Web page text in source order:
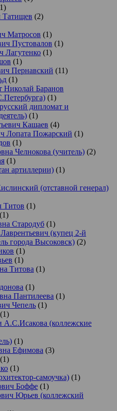
(2)
Матросов (1)
Пустовалов (1)
Лагутенко (1)
(1)
Пернавский (11)
(1)
Николай Баранов
(1)
дипломат и
(1)
Кашаев (4)
Лопата Пожарский (1)
(1)
Челнокова (учитель) (2)
(1)
артиллерии) (1)
(отставной генерал)
Титов (1)
(1)
Стародуб (1)
(купец 2-й
города Высоковск) (2)
(1)
(1)
Титова (1)
(1)
Пантилеева (1)
Чепель (1)
(1)
(коллежские
(1)
Ефимова (3)
(1)
(1)
самоучка) (1)
Боффе (1)
Юрьев (коллежский